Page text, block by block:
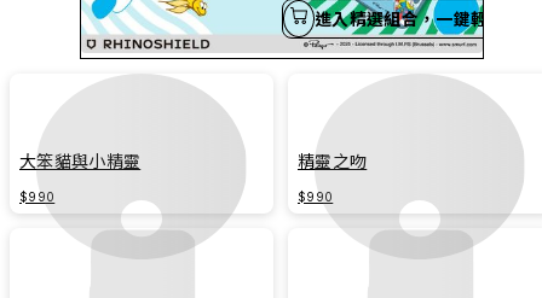
進入精選組合，一鍵輕鬆買
大笨貓與小精靈
$990
精靈之吻
$990